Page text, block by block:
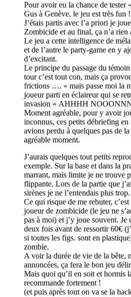
Pour avoir eu la chance de tester
Gus à Genève, le jeu est très fun !
J’étais partis avec l’a priori je
Zombicide et au final, ça n’a rien
Le jeu a cette intelligence de
et de l’autre le party-game en y
d’excitant.
Le principe du passage du
tour c’est tout con, mais ça
frictions …. « mais passe moi la
joueur parti en éclaireur qui se
invasion « AHHHH
Moment agréable, pour y avoir
inconnus, ces petits débriefing
avions perdu à quelques pas de
agréable moment.
J’aurais quelques tout petits
exemple. Sur la base et dans la
marrant, mais limite je ne trouve
flippante. Lors de la partie que
sirènes je ne l’entendais plus trop.
Ce qui risque de me rebuter,
joueur de zombicide (le jeu ne
pas à moi) et j’y joue souvent.
deux fois avant de ressortir 60€
si toutes les figs. sont en
zombie.
A voir la durée de vie de la bête,
annoncées, ça fera le bon jeu
Mais quoi qu’il en soit et hormis
recommande fortement !
(et puis après tout on va se la